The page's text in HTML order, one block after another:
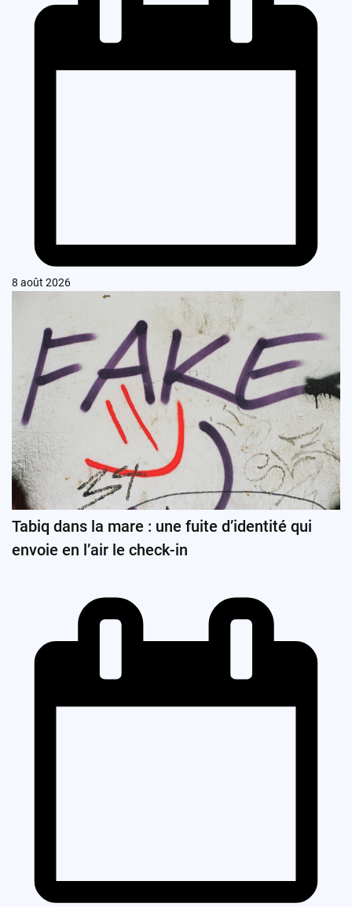
8 août 2026
Tabiq dans la mare : une fuite d’identité qui
envoie en l’air le check-in